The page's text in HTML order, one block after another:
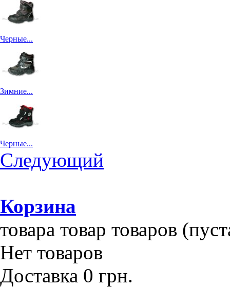
Черные...
Зимние...
Черные...
Следующий
Корзина
товара товар товаров
Нет товаров
Доставка 0 грн.